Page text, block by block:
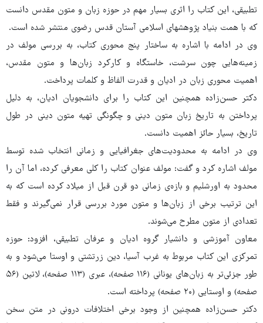
تطبیقی، این کتاب را اثری بسیار مهم در حوزه زبان و متون مقدس دانست
که با همت بنیاد پژوهشهای اسلامی آستان قدس رضوی منتشر شده است.
وی در ادامه با اشاره به ساختار پنج محوری کتاب، به بررسی مولف در
زمینه‌هایی چون سرشت، خاستگاه و کارکرد زبان‌ها و متون مقدس،
اهمیت محوری زبان در ادیان و قدرت الفاظ و کلمات پرداخت.
دکتر حسن‌زاده همچنین این کتاب را برای دانشجویان ادیان، به دلیل
پرداختن به تاریخ زبان متون دینی و چگونگی تهیه متون دینی در طول
تاریخ، بسیار حائز اهمیت دانست.
وی در ادامه به محدودیت‌های جغرافیایی و زمانی انتخاب شده توسط
مولف اشاره کرد و گفت: مولف عنوان کتاب را کلی معرفی کرده، اما آن را
محدود به اورشلیم و بازه‌ی زمانی دو قرن قبل از میلاد کرده است که به
این ترتیب برخی از زبان‌ها و متون مورد بررسی قرار نمی‌گیرند و فقط
تعدادی از متون مطرح می‌شوند.
معاون آموزشی و دانشیار گروه ادیان و عرفان تطبیقی، افزود: حوزه
تمرکزی این کتاب مربوط به غرب آسیا، دین زرتشتی و اوستا می‌شود و به
طور جزئی‌تر به زبان‌های یونانی (۱۱۶ صفحه)، عبری (۱۱۳ صفحه)، لاتین (۵۶
صفحه) و اوستایی (۲۰ صفحه) پرداخته است.
دکتر حسن‌زاده همچنین از وجود برخی اختلافات درونی در متن سخن